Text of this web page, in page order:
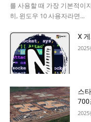
를 사용할 때 가장 기본적이
히, 윈도우 10 사용자라면...
X
스
700